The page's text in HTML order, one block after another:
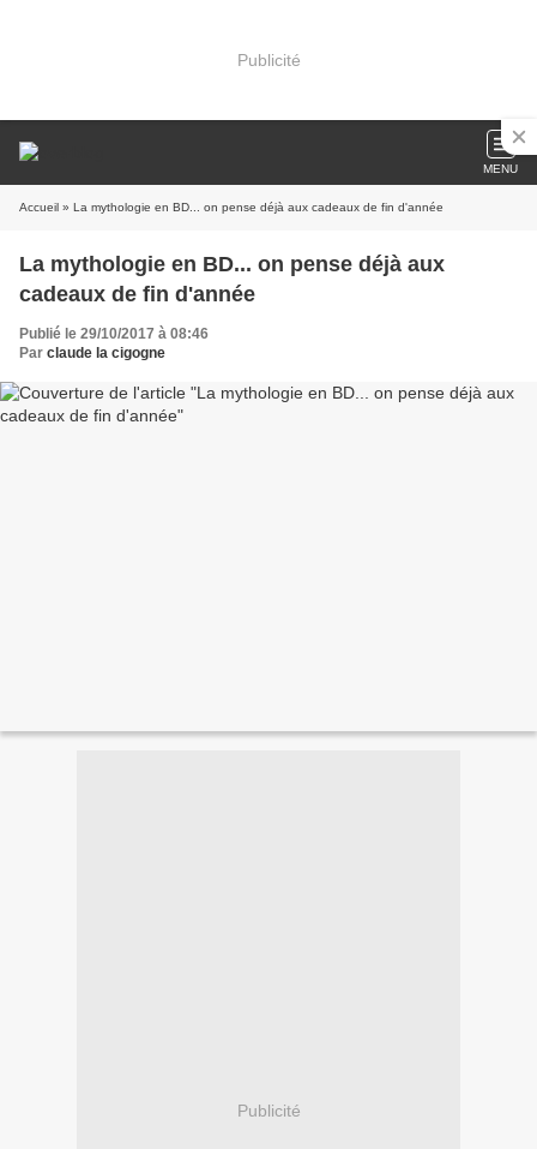
Publicité
MENU
Accueil » La mythologie en BD... on pense déjà aux cadeaux de fin d'année
La mythologie en BD... on pense déjà aux
cadeaux de fin d'année
Publié le 29/10/2017 à 08:46
Par claude la cigogne
Publicité